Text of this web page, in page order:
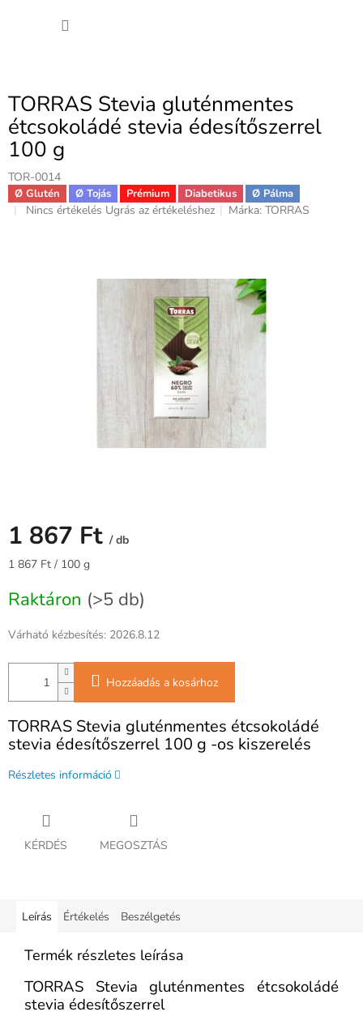
TORRAS Stevia gluténmentes
étcsokoládé stevia édesítőszerrel
100 g
TOR-0014
Ø Glutén Ø Tojás Prémium Diabetikus Ø Pálma
A
Nincs értékelés Ugrás az értékeléshez Márka:TORRAS
1 867 Ft / db
Egységár:
1 867 Ft / 100 g
Raktáron (>5 db)
Várható kézbesítés: 2026.8.12
Hozzáadás a kosárhoz
TORRAS Stevia gluténmentes étcsokoládé
stevia édesítőszerrel 100 g -os kiszerelés
Részletes információ
KÉRDÉS MEGOSZTÁS
Leírás Értékelés Beszélgetés
Termék részletes leírása
TORRAS Stevia gluténmentes étcsokoládé
stevia édesítőszerrel